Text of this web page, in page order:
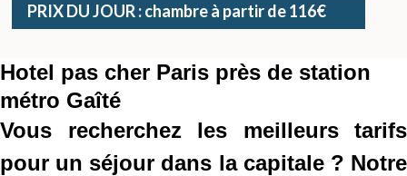
PRIX DU JOUR : chambre à partir de 116€
Hotel pas cher Paris près de station
métro Gaîté
Vous recherchez les meilleurs tarifs
pour un séjour dans la capitale ? Notre